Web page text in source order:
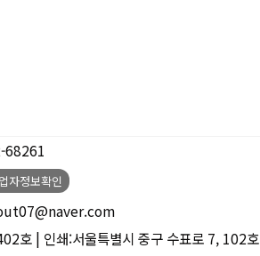
68261
자정보확인
호 | 인쇄:서울특별시 중구 수표로 7, 102호